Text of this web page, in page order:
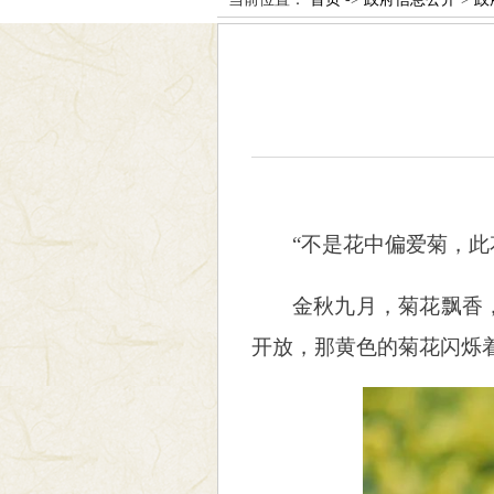
“不是花中偏爱菊，
金秋九月，菊花飘香
开放，那黄色的菊花闪烁